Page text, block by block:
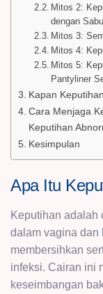
Mitos 2:
dengan
Mitos 3:
Mitos 4:
Mitos 5:
Pantyliner
Kapan
Cara Menjaga
Keputihan
Kesimpulan
Apa Itu
Keputihan adalah
dalam vagina dan
membersihkan
infeksi. Cairan ini
keseimbangan